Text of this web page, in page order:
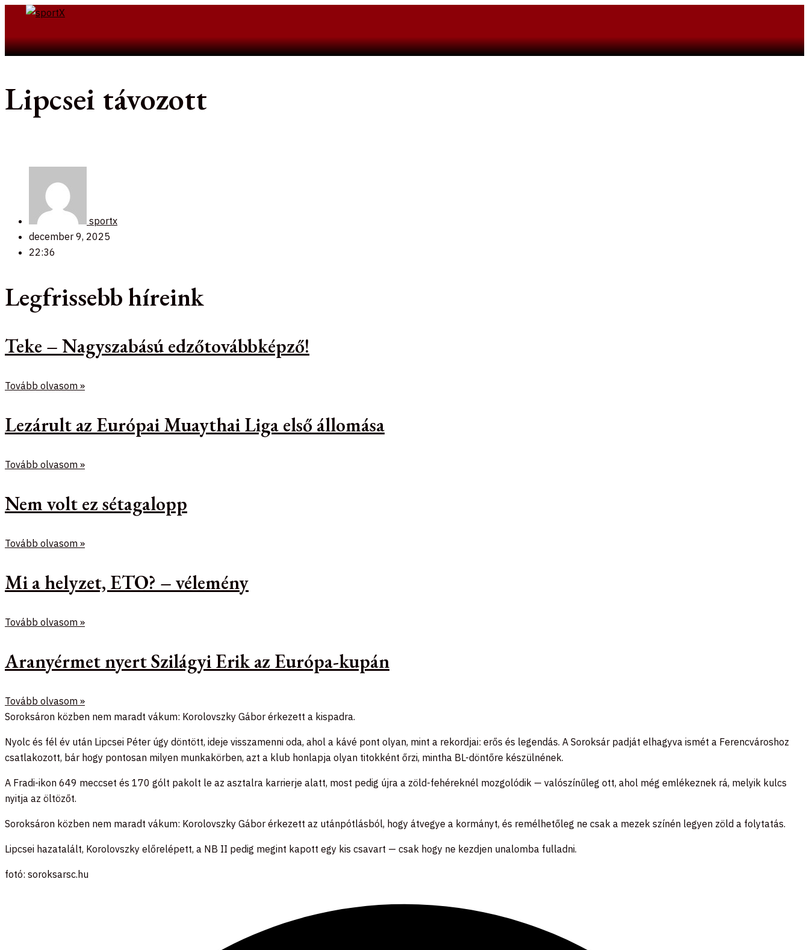
Skip
contentSearch
Lipcsei távozott
sportx
december 9, 2025
22:36
Legfrissebb híreink
Teke – Nagyszabású edzőtovábbképző!
Tovább olvasom »
Lezárult az Európai Muaythai Liga első állomása
Tovább olvasom »
Nem volt ez sétagalopp
Tovább olvasom »
Mi a helyzet, ETO? – vélemény
Tovább olvasom »
Aranyérmet nyert Szilágyi Erik az Európa-kupán
Tovább olvasom »
Soroksáron közben nem maradt vákum: Korolovszky Gábor érkezett a kispadra.
Nyolc és fél év után Lipcsei Péter úgy döntött, ideje visszamenni oda, ahol a kávé pont olyan, mint a rekordjai: erős és legendás. A Soroksár padját elhagyva ismét a Ferencvároshoz
csatlakozott, bár hogy pontosan milyen munkakörben, azt a klub honlapja olyan titokként őrzi, mintha BL-döntőre készülnének.
A Fradi-ikon 649 meccset és 170 gólt pakolt le az asztalra karrierje alatt, most pedig újra a zöld-fehéreknél mozgolódik — valószínűleg ott, ahol még emlékeznek rá, melyik kulcs
nyitja az öltözőt.
Soroksáron közben nem maradt vákum: Korolovszky Gábor érkezett az utánpótlásból, hogy átvegye a kormányt, és remélhetőleg ne csak a mezek színén legyen zöld a folytatás.
Lipcsei hazatalált, Korolovszky előrelépett, a NB II pedig megint kapott egy kis csavart — csak hogy ne kezdjen unalomba fulladni.
fotó: soroksarsc.hu